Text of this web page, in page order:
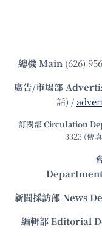
總機Main (626)
廣告/市場部
話) /
訂閱部 Circulation
3323 (傳
新聞採訪部 News
編輯部 Editorial